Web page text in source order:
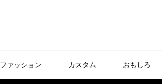
ファッション カスタム おもしろ